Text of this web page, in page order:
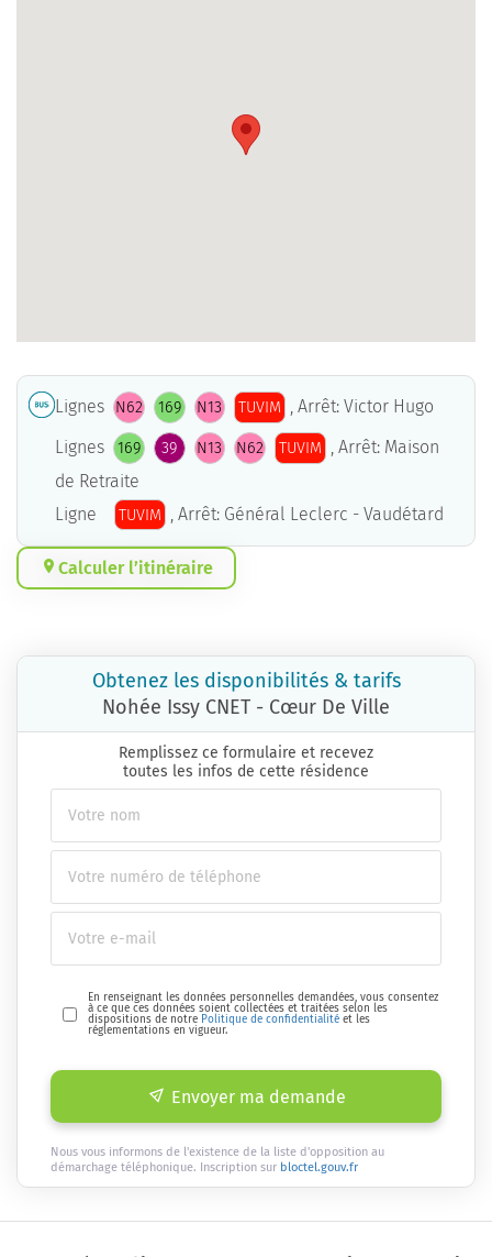
Lignes N62 169 N13 TUVIM , Arrêt: Victor Hugo
Lignes
169 39 N13 N62 TUVIM
, Arrêt: Maison
de Retraite
Ligne
TUVIM , Arrêt: Général Leclerc - Vaudétard
Calculer l’itinéraire
Obtenez les disponibilités & tarifs
Nohée Issy CNET - Cœur De Ville
Remplissez ce formulaire et recevez
toutes les infos de cette résidence
En renseignant les données personnelles demandées, vous consentez
à ce que ces données soient collectées et traitées selon les
dispositions de notre Politique de confidentialité et les
réglementations en vigueur.
Envoyer ma demande
Nous vous informons de l'existence de la liste d'opposition au
démarchage téléphonique. Inscription sur bloctel.gouv.fr